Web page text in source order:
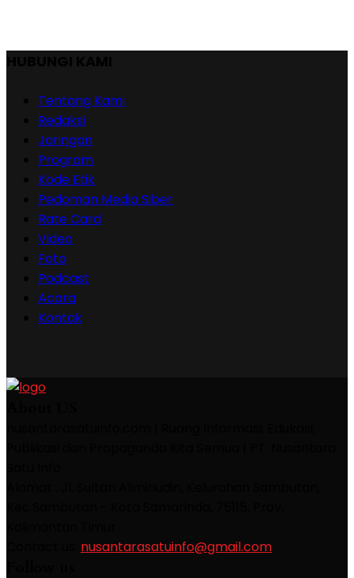
Tentang Kami
Redaksi
Jaringan
Program
Kode Etik
Pedoman Media Siber
Rate Card
Video
Foto
Podcast
Acara
Kontak
nusantarasatuinfo@gmail.com